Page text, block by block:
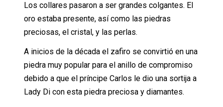
Los collares pasaron a ser grandes colgantes. El
oro estaba presente, así como las piedras
preciosas, el cristal, y las perlas.
A inicios de la década el zafiro se convirtió en una
piedra muy popular para el anillo de compromiso
debido a que el príncipe Carlos le dio una sortija a
Lady Di con esta piedra preciosa y diamantes.